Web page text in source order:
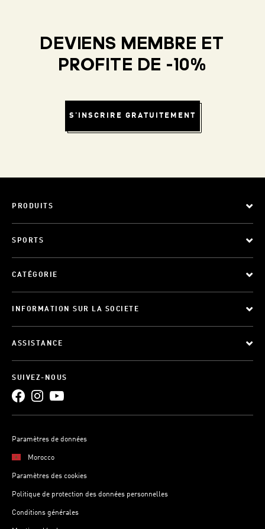
DEVIENS MEMBRE ET
PROFITE DE -10%
S'INSCRIRE GRATUITEMENT
PRODUITS
SPORTS
CATÉGORIE
INFORMATION SUR LA SOCIETE
ASSISTANCE
SUIVEZ-NOUS
Paramètres de données
Morocco
Paramètres des cookies
Politique de protection des données personnelles
Conditions générales